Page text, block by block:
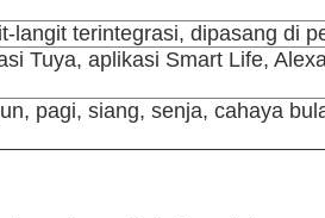
langit terintegrasi, dipasang di
Tuya, aplikasi Smart Life,
pagi, siang, senja, cahaya